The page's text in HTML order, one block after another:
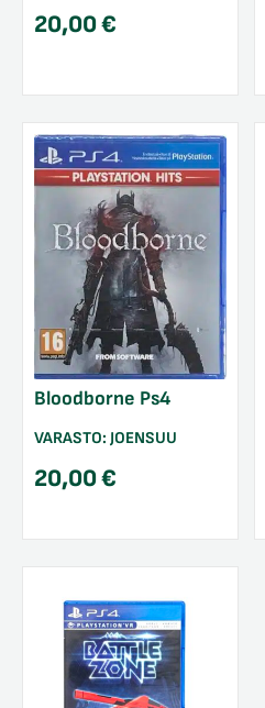
20,00€
Bloodborne Ps4
VARASTO: JOENSUU
20,00€